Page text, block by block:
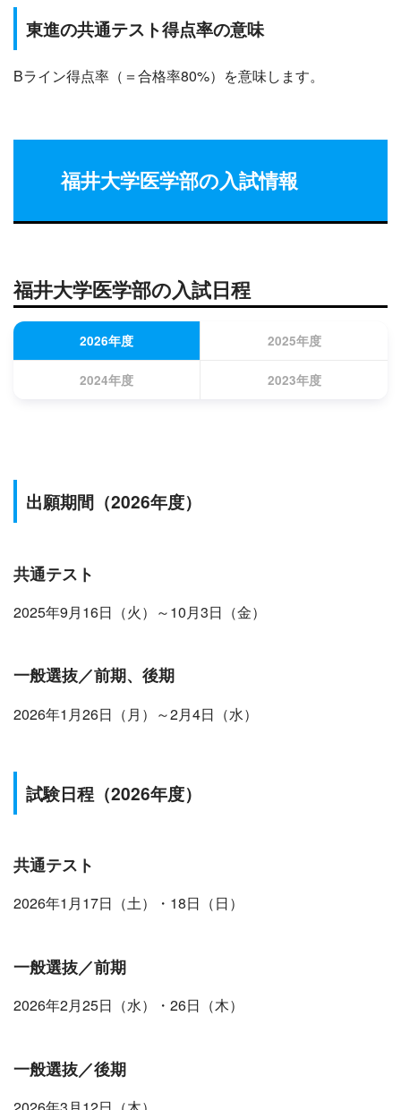
東進の共通テスト得点率の意味
Bライン得点率（＝合格率80%）を意味します。
福井大学医学部の入試情報
福井大学医学部の入試日程
2026年度 2025年度
2024年度 2023年度
出願期間 （2026年度）
共通テスト
2025年9月16日（火）～10月3日（金）
一般選抜／前期、後期
2026年1月26日（月）～2月4日（水）
試験日程 （2026年度）
共通テスト
2026年1月17日（土）・18日（日）
一般選抜／前期
2026年2月25日（水）・26日（木）
一般選抜／後期